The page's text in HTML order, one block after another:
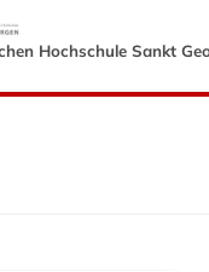
Hochschule Sankt